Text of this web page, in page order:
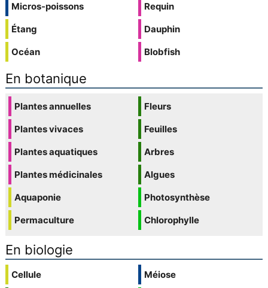
Micros-poissons
Étang
Océan
Requin
Dauphin
Blobfish
En botanique
Plantes annuelles
Plantes vivaces
Plantes aquatiques
Plantes médicinales
Aquaponie
Permaculture
Fleurs
Feuilles
Arbres
Algues
Photosynthèse
Chlorophylle
En biologie
Cellule
Méiose